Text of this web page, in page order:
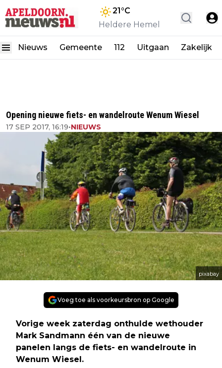
21°C
Heldere Hemel
Nieuws Gemeente 112 Uitgaan Zakelijk
Opening nieuwe fiets- en wandelroute Wenum Wiesel
17 SEP 2017, 16:19•NIEUWS
pixabay
Voeg toe als voorkeursbron op Google
Vorige week zaterdag onthulde wethouder
Mark Sandmann één van de nieuwe
panelen langs de fiets- en wandelroute in
Wenum Wiesel.